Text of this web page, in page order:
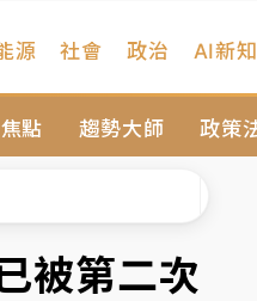
點 趨勢大師 政策
源 社會 政治 AI新知
被第二次